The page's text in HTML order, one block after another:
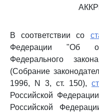
В соответствии со
Федерации "Об
Федерального
(Собрание
1996, N 3, ст. 150),
Российской
Российской